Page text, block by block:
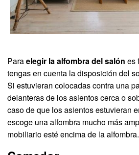
Paraelegir la alfombra del salón es
tengas en cuenta la disposición del
Si estuvieran colocadas contra una
delanteras de los asientos cerca o
caso de que los asientos estuvieran
escoge una alfombra mucho más
mobiliario esté encima de la alfombra.